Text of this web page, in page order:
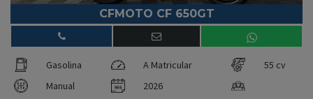
CFMOTO CF 650GT
Gasolina A Matricular
55 cv
Manual
2026